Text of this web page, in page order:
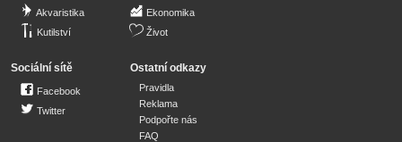
Akvaristika
Kutilství
Ekonomika
Život
Sociální sítě
Facebook
Twitter
Ostatní odkazy
Pravidla
Reklama
Podpořte nás
FAQ